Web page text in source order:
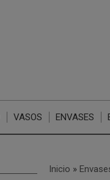
VASOS ENVASES
Inicio »